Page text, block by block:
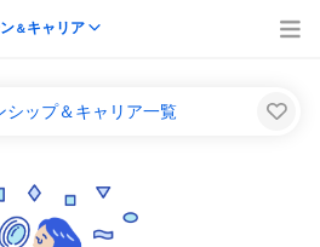
＆キャリア
シップ＆キャリア一覧